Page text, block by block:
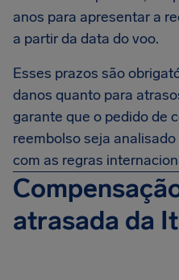
anos para apresentar a
a partir da data do voo.
Esses prazos são
danos quanto para
garante que o pedido de
reembolso seja
com as regras
atrasada da